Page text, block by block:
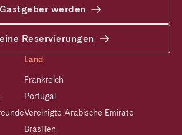
Gastgeber werden
Reservierungen
Land
Frankreich
Portugal
Vereinigte Arabische Emirate
Brasilien